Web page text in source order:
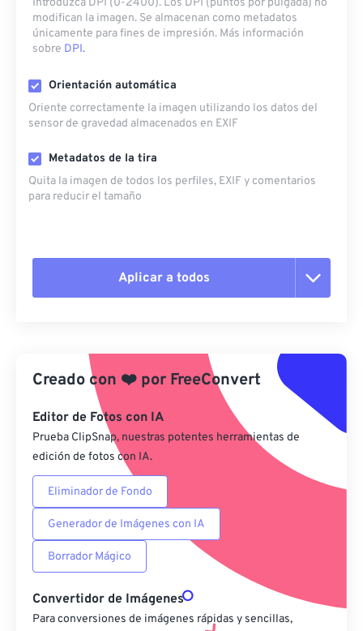
Introduzca DPI (0-2400). Los DPI (puntos por pulgada) no
modifican la imagen. Se almacenan como metadatos
únicamente para fines de impresión. Más información
sobre DPI.
Orientación automática
Oriente correctamente la imagen utilizando los datos del
sensor de gravedad almacenados en EXIF
Metadatos de la tira
Quita la imagen de todos los perfiles, EXIF ​​y comentarios
para reducir el tamaño
Aplicar a todos
Aplicar desde el ajuste preestablecido
Guardar como preestablecido
Creado con ❤️ por FreeConvert
Editor de Fotos con IA
Prueba ClipSnap, nuestras potentes herramientas de
edición de fotos con IA.
Eliminador de Fondo
Generador de Imágenes con IA
Borrador Mágico
Convertidor de Imágenes
Para conversiones de imágenes rápidas y sencillas,